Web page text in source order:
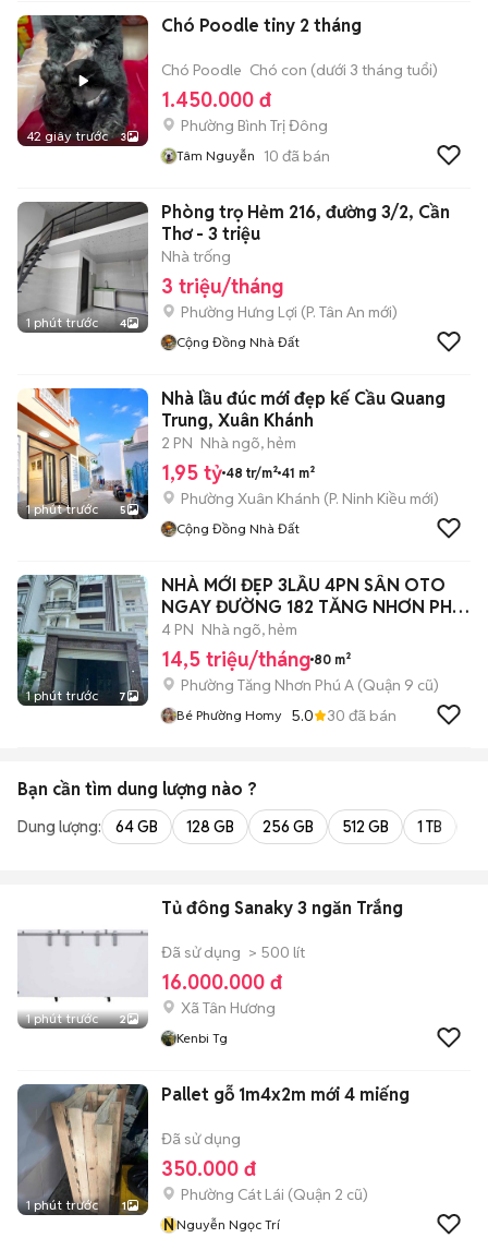
42 giây trước 3
Chó Poodle tiny 2 tháng
Chó Poodle Chó con (dưới 3 tháng tuổi)
1.450.000 đ
Phường Bình Trị Đông
Tâm Nguyễn 10 đã bán
1 phút trước 4
Phòng trọ Hẻm 216, đường 3/2, Cần
Thơ - 3 triệu
Nhà trống
3 triệu/tháng
Phường Hưng Lợi (P. Tân An mới)
Cộng Đồng Nhà Đất
1 phút trước 5
Nhà lầu đúc mới đẹp kế Cầu Quang
Trung, Xuân Khánh
2 PN Nhà ngõ, hẻm
1,95 tỷ 48 tr/m² 41 m²
Phường Xuân Khánh (P. Ninh Kiều mới)
Cộng Đồng Nhà Đất
1 phút trước 7
NHÀ MỚI ĐẸP 3LẦU 4PN SÂN OTO
NGAY ĐƯỜNG 182 TĂNG NHƠN PHÚ
A Q9
4 PN Nhà ngõ, hẻm
14,5 triệu/tháng 80 m²
Phường Tăng Nhơn Phú A (Quận 9 cũ)
Bé Phường Homy 5.0 30 đã bán
Bạn cần tìm dung lượng nào ?
Dung lượng: 64 GB 128 GB 256 GB 512 GB 1 TB
1 phút trước 2
Tủ đông Sanaky 3 ngăn Trắng
Đã sử dụng > 500 lít
16.000.000 đ
Xã Tân Hương
Kenbi Tg
1 phút trước 1
Pallet gỗ 1m4x2m mới 4 miếng
Đã sử dụng
350.000 đ
Phường Cát Lái (Quận 2 cũ)
NNguyễn Ngọc Trí